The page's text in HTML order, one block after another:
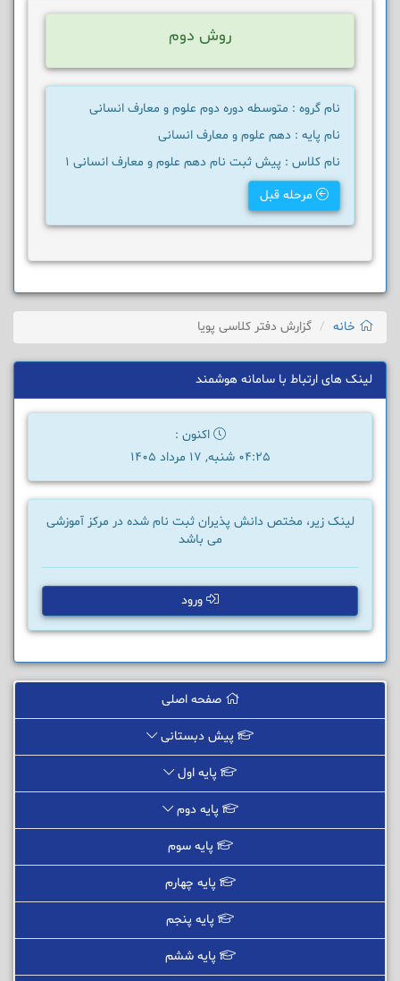
روش دوم
نام گروه : متوسطه دوره دوم علوم و معارف انسانی
نام پایه : دهم علوم و معارف انسانی
نام کلاس : پیش ثبت نام دهم علوم و معارف انسانی 1
مرحله قبل
خانه گزارش دفتر کلاسی پویا
لینک های ارتباط با سامانه هوشمند
اکنون :
04:25 شنبه, 17 مرداد 1405
لینک زیر، مختص دانش پذیران ثبت نام شده در مرکز آموزشی
می باشد
ورود
صفحه اصلی
پیش دبستانی
پایه اول
پایه دوم
پایه سوم
پایه چهارم
پایه پنجم
پایه ششم